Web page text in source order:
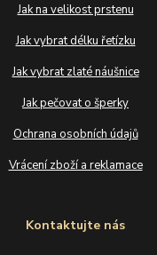
Jak na velikost prstenu
Jak vybrat délku řetízku
Jak vybrat zlaté náušnice
Jak pečovat o šperky
Ochrana osobních údajů
Vrácení zboží a reklamace
Kontaktujte nás